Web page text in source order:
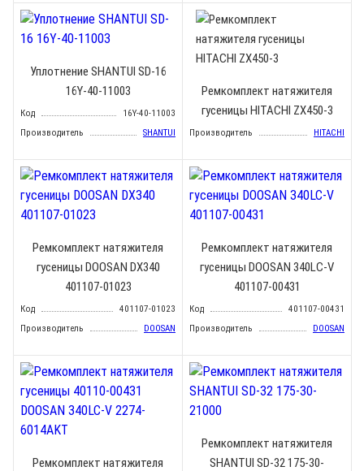
Уплотнение SHANTUI SD-16
16Y-40-11003
Код
16Y-40-11003
Производитель
SHANTUI
Ремкомплект натяжителя
гусеницы HITACHI ZX450-3
Производитель HITACHI
Ремкомплект натяжителя
гусеницы DOOSAN DX340
401107-01023
Код
401107-01023
Производитель
DOOSAN
Ремкомплект натяжителя
гусеницы DOOSAN 340LC-V
401107-00431
Код
401107-00431
Производитель
DOOSAN
Ремкомплект натяжителя
Ремкомплект натяжителя
SHANTUI SD-32 175-30-